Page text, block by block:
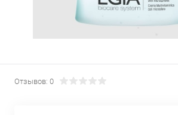
Отзывов: 0